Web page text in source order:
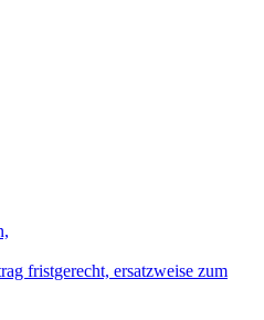
fristgerecht, ersatzweise zum